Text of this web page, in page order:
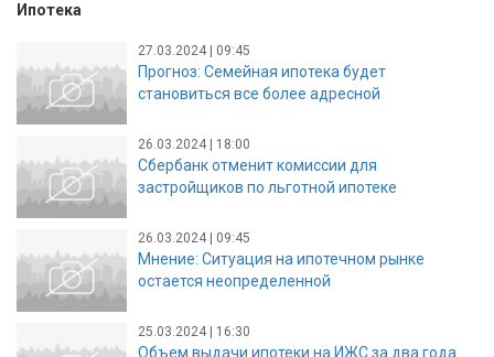
Ипотека
27.03.2024 | 09:45
Прогноз: Семейная ипотека будет
становиться все более адресной
26.03.2024 | 18:00
Сбербанк отменит комиссии для
застройщиков по льготной ипотеке
26.03.2024 | 09:45
Мнение: Ситуация на ипотечном рынке
остается неопределенной
25.03.2024 | 16:30
Объем выдачи ипотеки на ИЖС за два года